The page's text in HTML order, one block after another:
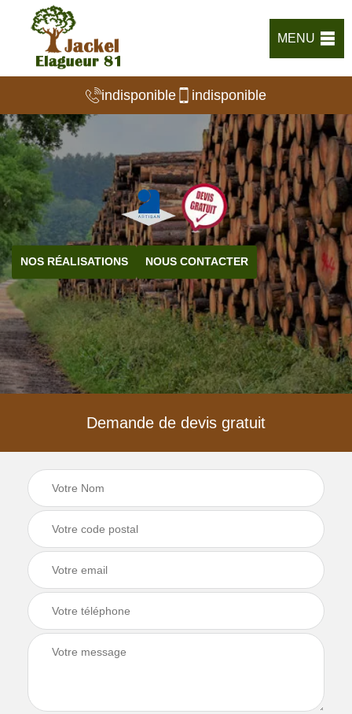
MENU
indisponible indisponible
NOS RÉALISATIONS NOUS CONTACTER
Demande de devis gratuit